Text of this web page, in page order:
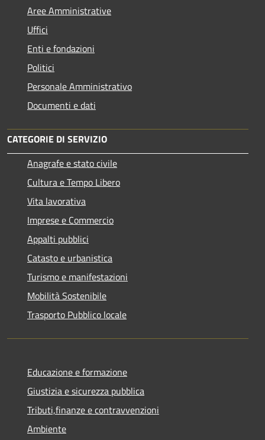
Aree Amministrative
Uffici
Enti e fondazioni
Politici
Personale Amministrativo
Documenti e dati
CATEGORIE DI SERVIZIO
Anagrafe e stato civile
Cultura e Tempo Libero
Vita lavorativa
Imprese e Commercio
Appalti pubblici
Catasto e urbanistica
Turismo e manifestazioni
Mobilità Sostenibile
Trasporto Pubblico locale
Educazione e formazione
Giustizia e sicurezza pubblica
Tributi,finanze e contravvenzioni
Ambiente